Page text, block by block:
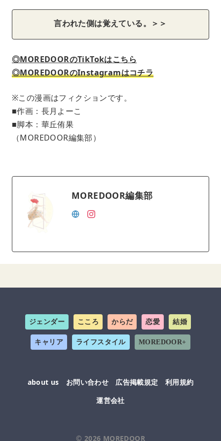
言われた側は覚えている。＞＞
◎MOREDOORのTikTokはこちら
◎MOREDOORのInstagramはコチラ
※この漫画はフィクションです。
■作画：長月よーこ
■脚本：華丘侑果
（MOREDOOR編集部）
MOREDOOR編集部
ジェンダー こころ からだ 恋愛 結婚
キャリア ライフスタイル MOREDOOR+
about us お問い合わせ 広告掲載規定
利用規約
運営会社
© 2026 MOREDOOR